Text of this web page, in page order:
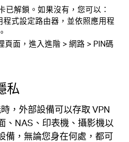
已解鎖。如果沒有，您可以：
程式設定路由器，並依照應用程
頁面，進入進階 > 網路 > PIN碼
私
，外部設備可以存取 VPN
、NAS、印表機、攝影機以
備，無論您身在何處，都可